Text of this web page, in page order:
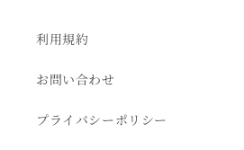
利用規約
お問い合わせ
プライバシーポリシー